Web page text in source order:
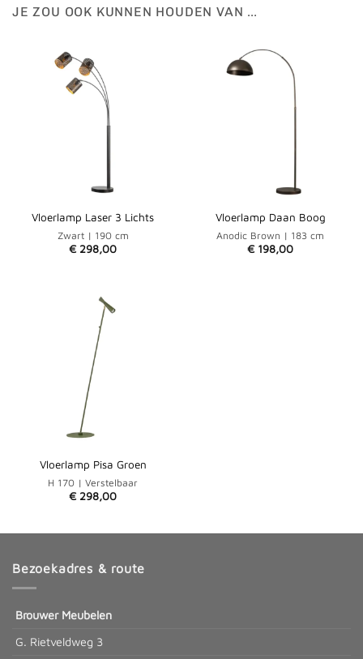
JE ZOU OOK KUNNEN HOUDEN VAN …
Vloerlamp Laser 3 Lichts
Zwart | 190 cm
€ 298,00
Vloerlamp Daan Boog
Anodic Brown | 183 cm
€ 198,00
Vloerlamp Pisa Groen
H 170 | Verstelbaar
€ 298,00
Bezoekadres & route
Brouwer Meubelen
G. Rietveldweg 3